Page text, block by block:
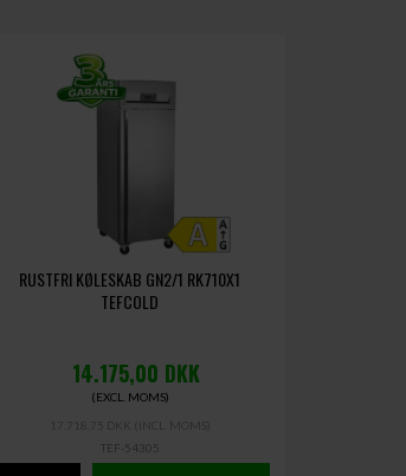
RUSTFRI KØLESKAB GN2/1 RK710X1
TEFCOLD
14.175,00 DKK
(EXCL. MOMS)
TEF-54305